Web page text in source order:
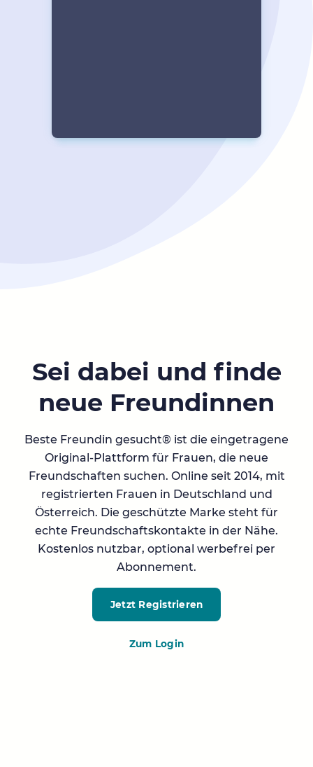
Sei dabei und finde
neue Freundinnen
Beste Freundin gesucht® ist die eingetragene
Original-Plattform für Frauen, die neue
Freundschaften suchen. Online seit 2014, mit
registrierten Frauen in Deutschland und
Österreich. Die geschützte Marke steht für
echte Freundschaftskontakte in der Nähe.
Kostenlos nutzbar, optional werbefrei per
Abonnement.
Jetzt Registrieren
Zum Login